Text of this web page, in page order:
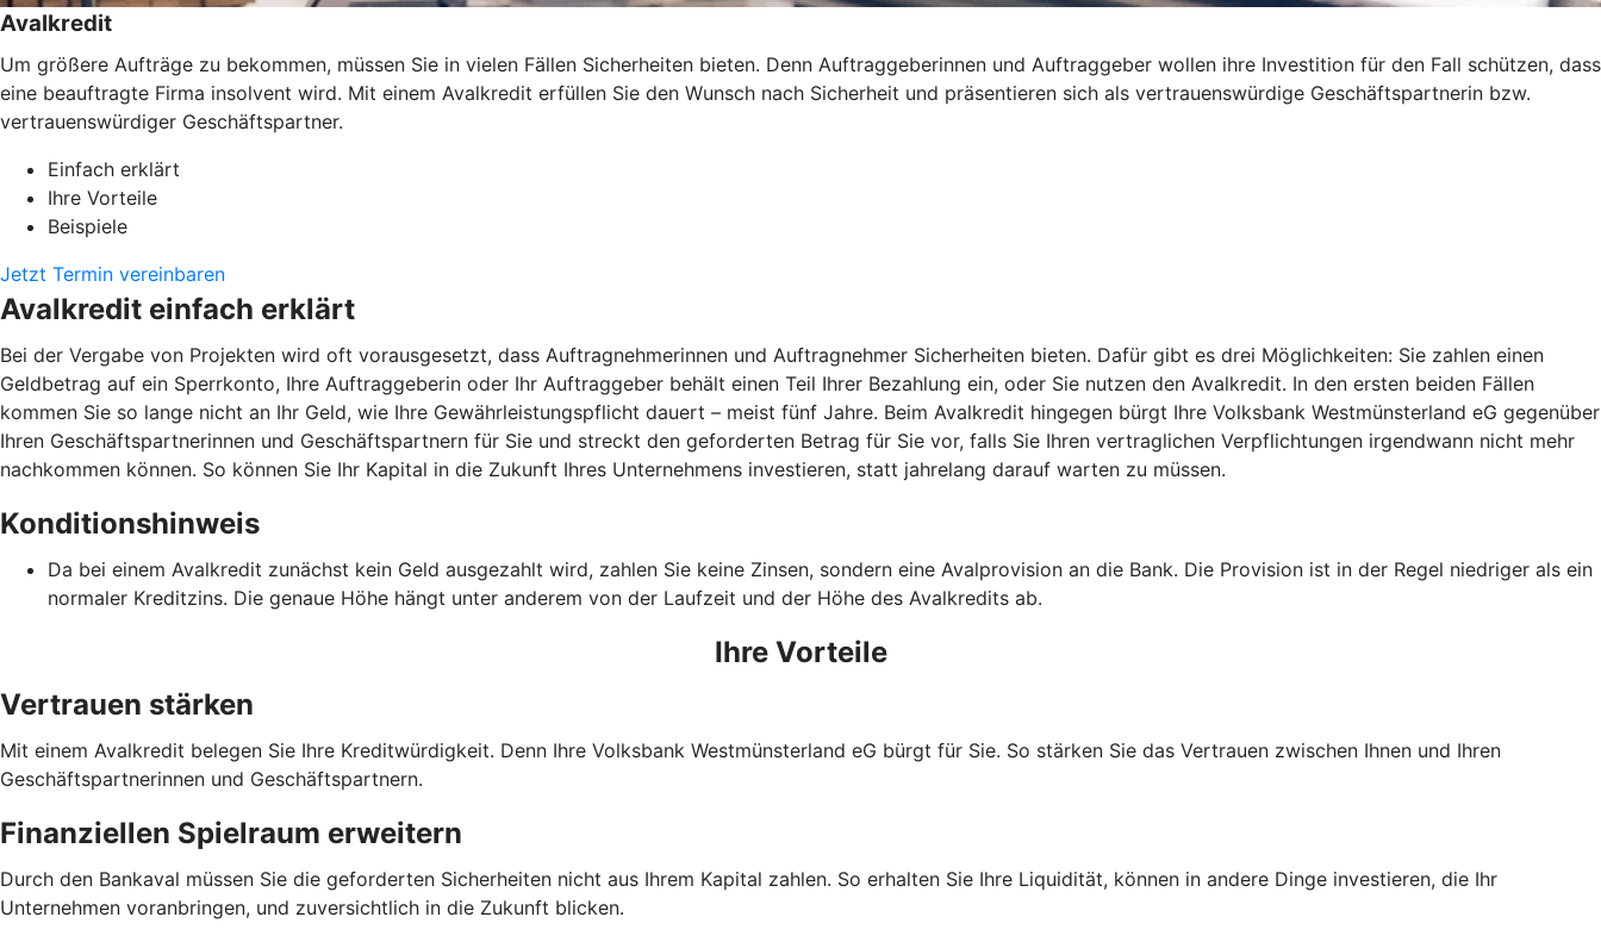
Avalkredit
Um größere Aufträge zu bekommen, müssen Sie in vielen Fällen Sicherheiten bieten. Denn Auftraggeberinnen und Auftraggeber wollen ihre Investition für den Fall schützen, dass
eine beauftragte Firma insolvent wird. Mit einem Avalkredit erfüllen Sie den Wunsch nach Sicherheit und präsentieren sich als vertrauenswürdige Geschäftspartnerin bzw.
vertrauenswürdiger Geschäftspartner.
Einfach erklärt
Ihre Vorteile
Beispiele
Jetzt Termin vereinbaren
Avalkredit einfach erklärt
Bei der Vergabe von Projekten wird oft vorausgesetzt, dass Auftragnehmerinnen und Auftragnehmer Sicherheiten bieten. Dafür gibt es drei Möglichkeiten: Sie zahlen einen
Geldbetrag auf ein Sperrkonto, Ihre Auftraggeberin oder Ihr Auftraggeber behält einen Teil Ihrer Bezahlung ein, oder Sie nutzen den Avalkredit. In den ersten beiden Fällen
kommen Sie so lange nicht an Ihr Geld, wie Ihre Gewährleistungspflicht dauert – meist fünf Jahre. Beim Avalkredit hingegen bürgt Ihre Volksbank Westmünsterland eG gegenüber
Ihren Geschäftspartnerinnen und Geschäftspartnern für Sie und streckt den geforderten Betrag für Sie vor, falls Sie Ihren vertraglichen Verpflichtungen irgendwann nicht mehr
nachkommen können. So können Sie Ihr Kapital in die Zukunft Ihres Unternehmens investieren, statt jahrelang darauf warten zu müssen.
Konditionshinweis
Da bei einem Avalkredit zunächst kein Geld ausgezahlt wird, zahlen Sie keine Zinsen, sondern eine Avalprovision an die Bank. Die Provision ist in der Regel niedriger als ein
normaler Kreditzins. Die genaue Höhe hängt unter anderem von der Laufzeit und der Höhe des Avalkredits ab.
Ihre Vorteile
Vertrauen stärken
Mit einem Avalkredit belegen Sie Ihre Kreditwürdigkeit. Denn Ihre Volksbank Westmünsterland eG bürgt für Sie. So stärken Sie das Vertrauen zwischen Ihnen und Ihren
Geschäftspartnerinnen und Geschäftspartnern.
Finanziellen Spielraum erweitern
Durch den Bankaval müssen Sie die geforderten Sicherheiten nicht aus Ihrem Kapital zahlen. So erhalten Sie Ihre Liquidität, können in andere Dinge investieren, die Ihr
Unternehmen voranbringen, und zuversichtlich in die Zukunft blicken.